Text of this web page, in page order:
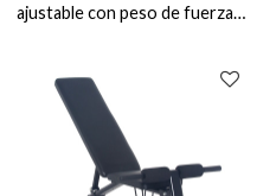
ajustable con peso de fuerza